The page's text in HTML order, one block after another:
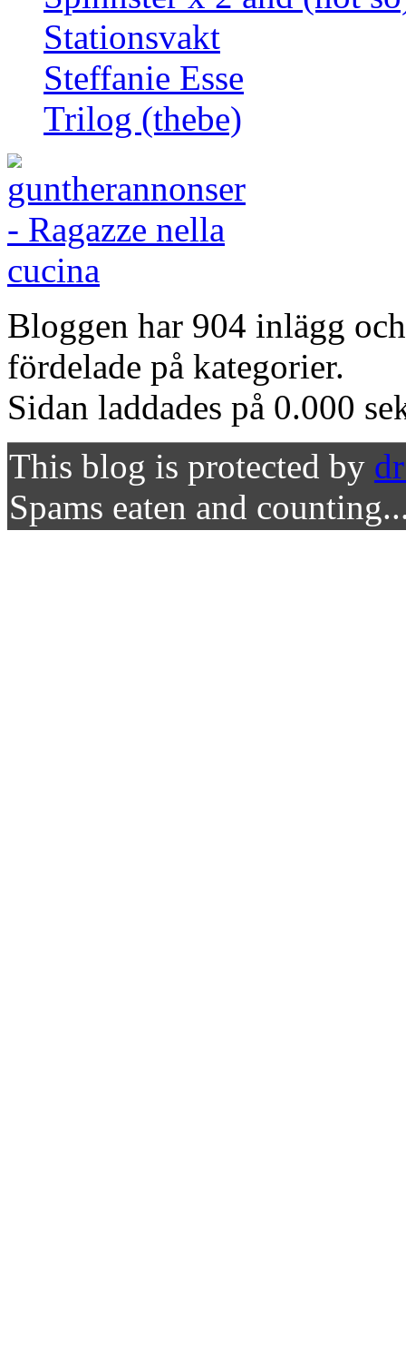
Stationsvakt
Steffanie Esse
Trilog (thebe)
Bloggen har 904 inlägg
fördelade på kategorier.
Sidan laddades på 0.000
This blog is protected by
Spams eaten and